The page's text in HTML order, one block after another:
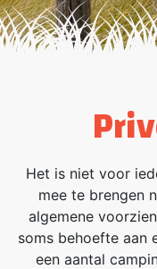
Het is niet voor
mee te brengen
algemene
soms behoefte aan
een aantal